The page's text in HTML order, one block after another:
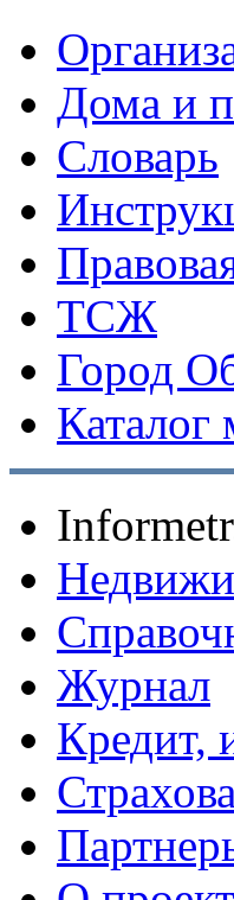
Дома и
Словарь
ТСЖ
Город
Каталог
Журнал
Кредит,